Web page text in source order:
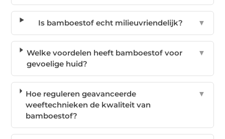
Is bamboestof echt milieuvriendelijk? ▼
Welke voordelen heeft bamboestof voor
gevoelige huid?
▼
Hoe reguleren geavanceerde
weeftechnieken de kwaliteit van
bamboestof?
▼